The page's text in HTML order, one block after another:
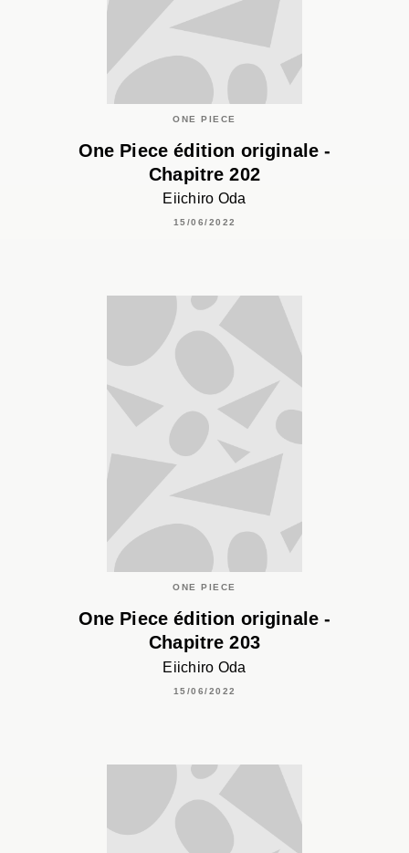
ONE PIECE
One Piece édition originale -
Chapitre 202
Eiichiro Oda
15/06/2022
ONE PIECE
One Piece édition originale -
Chapitre 203
Eiichiro Oda
15/06/2022